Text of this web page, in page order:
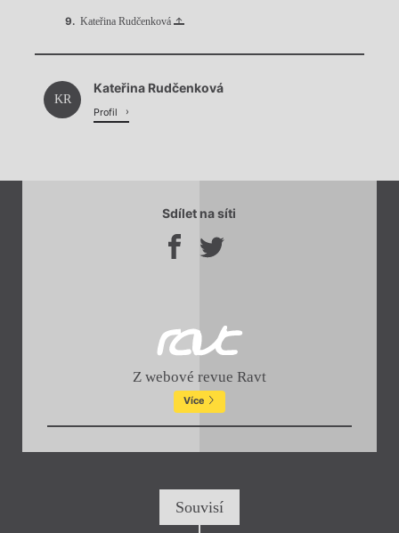
Kateřina Rudčenková
Chviličku.
Načítá se.
KR
Kateřina Rudčenková
Profil
Sdílet na síti
Z webové revue Ravt
Více
Souvisí